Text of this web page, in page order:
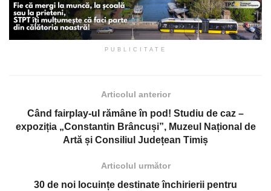
PUBLICITATE
Articolul anterior
Când fairplay-ul rămâne în pod! Studiu de caz –
expoziția „Constantin Brâncuși”, Muzeul Național de
Artă și Consiliul Județean Timiș
Articolul următor
30 de noi locuințe destinate închirierii pentru